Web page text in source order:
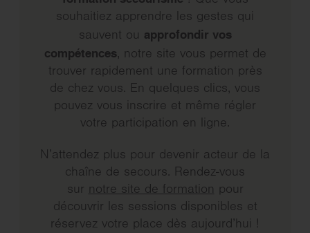
souhaitiez apprendre les gestes qui
sauvent ou approfondir vos
compétences, notre site vous permet de
trouver rapidement une formation près
de chez vous. En quelques clics, vous
pouvez vous inscrire et même régler
votre participation en ligne.
N’attendez plus pour devenir acteur de la
chaîne de secours. Rendez-vous
sur notre site de formation pour
découvrir les sessions disponibles et
réservez votre place dès aujourd’hui !